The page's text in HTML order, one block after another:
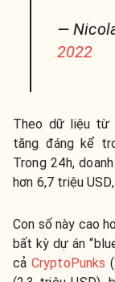
—
2022
Theo dữ liệu từ
tăng đáng kể
Trong 24h,
hơn 6,7 triệu
Con số này cao
bất kỳ dự án
cả CryptoPunks